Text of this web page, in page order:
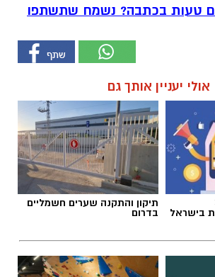
טעות בכתבה? נשמח שתשתפו
אולי יעניין אותך גם
בישראל
תיקון והתקנה שערים חשמליים
בדרום